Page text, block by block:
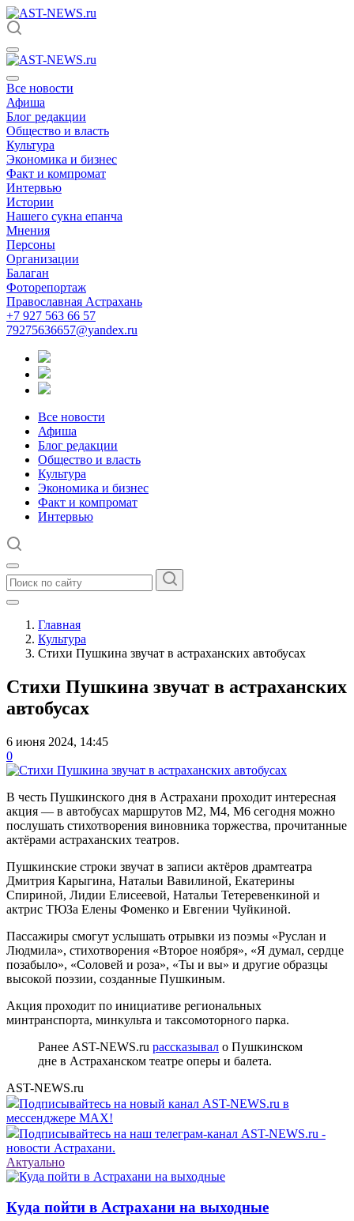
Все новости
Афиша
Блог редакции
Общество и власть
Культура
Экономика и бизнес
Факт и компромат
Интервью
Истории
Нашего сукна епанча
Мнения
Персоны
Организации
Балаган
Фоторепортаж
Православная Астрахань
+7 927 563 66 57
79275636657@yandex.ru
Все новости
Афиша
Блог редакции
Общество и власть
Культура
Экономика и бизнес
Факт и компромат
Интервью
Главная
Культура
Стихи Пушкина звучат в астраханских автобусах
Стихи Пушкина звучат в астраханских
автобусах
6 июня 2024, 14:45
0
В честь Пушкинского дня в Астрахани проходит интересная
акция — в автобусах маршрутов М2, М4, М6 сегодня можно
послушать стихотворения виновника торжества, прочитанные
актёрами астраханских театров.
Пушкинские строки звучат в записи актёров драмтеатра
Дмитрия Карыгина, Натальи Вавилиной, Екатерины
Спириной, Лидии Елисеевой, Натальи Тетеревенкиной и
актрис ТЮЗа Елены Фоменко и Евгении Чуйкиной.
Пассажиры смогут услышать отрывки из поэмы «Руслан и
Людмила», стихотворения «Второе ноября», «Я думал, сердце
позабыло», «Соловей и роза», «Ты и вы» и другие образцы
высокой поэзии, созданные Пушкиным.
Акция проходит по инициативе региональных
минтранспорта, минкульта и таксомоторного парка.
Ранее AST-NEWS.ru рассказывал о Пушкинском
дне в Астраханском театре оперы и балета.
AST-NEWS.ru
Подписывайтесь на новый канал AST-NEWS.ru в
мессенджере MAX!
Подписывайтесь на наш телеграм-канал AST-NEWS.ru -
новости Астрахани.
Актуально
Куда пойти в Астрахани на выходные